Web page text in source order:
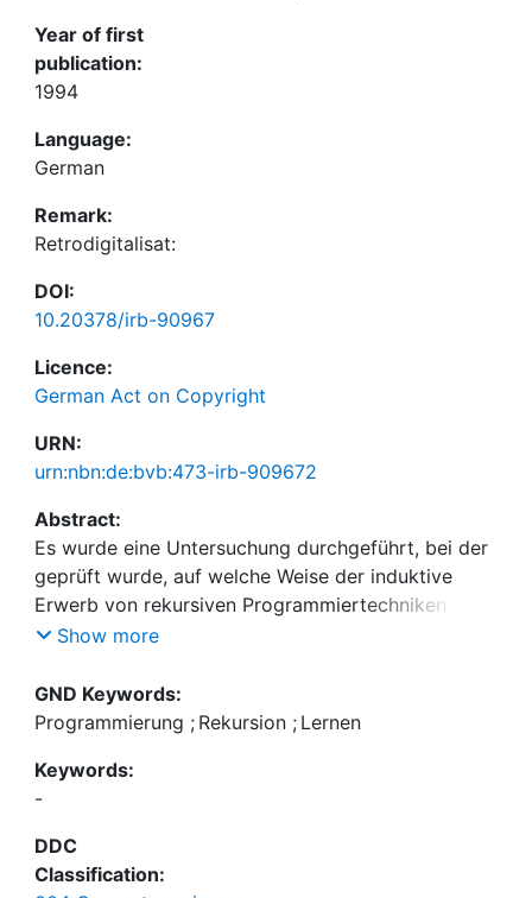
Year of first
publication:
1994
Language:
German
Remark:
Retrodigitalisat:
DOI:
10.20378/irb-90967
Licence:
German Act on Copyright
URN:
urn:nbn:de:bvb:473-irb-909672
Abstract:
Es wurde eine Untersuchung durchgeführt, bei der
geprüft wurde, auf welche Weise der induktive
Erwerb von rekursiven Programmiertechniken
durch die Ähnlichkeit von Beispiel- und Zielproblem
daß die Art der Beispiele sowohl den
Lösungserfolg rekursiver Aufgaben als auch das
beeinflussen.
Die Beispielähnlichkeit wurde systematisch variiert.
Zusätzlich wurde die Wirkung von Vergleichs- und
Anpassungsprozessen getrennt erfaßt, indem einer
Gruppe von Probanden das Ergebnis des
Show more
GND Keywords:
Programmierung ; Rekursion ; Lernen
Keywords:
-
DDC
Classification: